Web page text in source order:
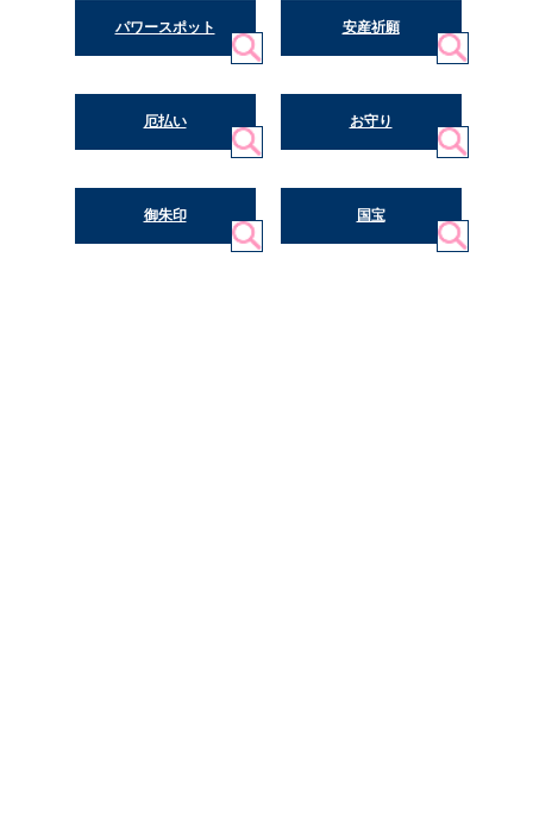
パワースポット 安産祈願
厄払い お守り
御朱印 国宝